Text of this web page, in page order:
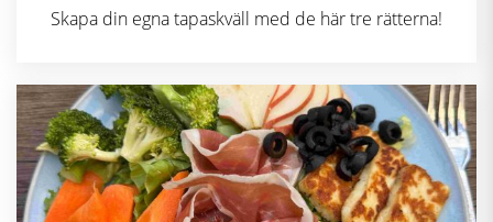
Skapa din egna tapaskväll med de här tre rätterna!